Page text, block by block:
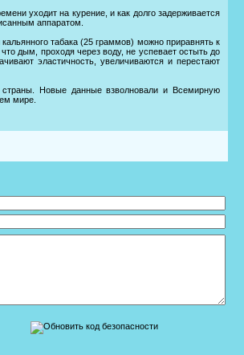
уходит на курение, и как долго задерживается
аппаратом.
табака (25 граммов) можно приравнять к
дым, проходя через воду, не успевает остыть до
эластичность, увеличиваются и перестают
страны. Новые данные взволновали и Всемирную
мире.